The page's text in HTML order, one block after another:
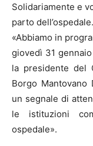
Solidariamente e
parto dell’ospedale.
«Abbiamo in
giovedì 31
la presidente del
Borgo Mantovano
un segnale di
le istituzioni
ospedale».